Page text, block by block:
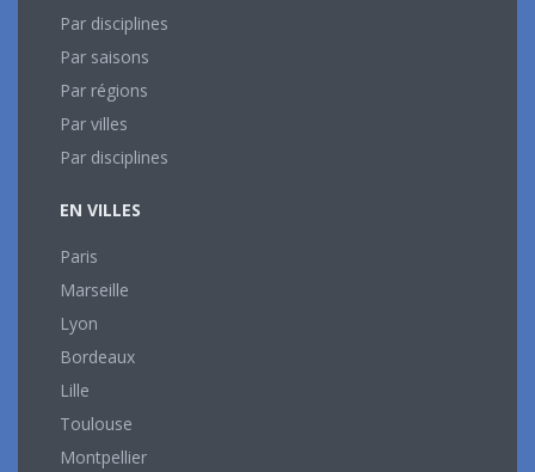
Par disciplines
Par saisons
Par régions
Par villes
Par disciplines
EN VILLES
Paris
Marseille
Lyon
Bordeaux
Lille
Toulouse
Montpellier